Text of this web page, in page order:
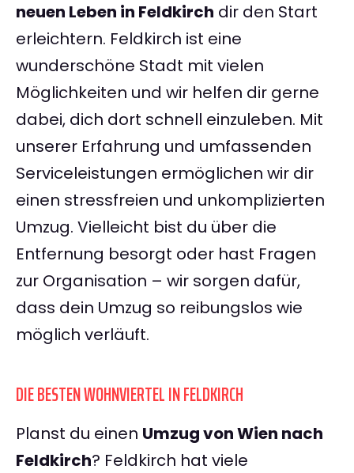
neuen Leben in Feldkirch dir den Start
erleichtern. Feldkirch ist eine
wunderschöne Stadt mit vielen
Möglichkeiten und wir helfen dir gerne
dabei, dich dort schnell einzuleben. Mit
unserer Erfahrung und umfassenden
Serviceleistungen ermöglichen wir dir
einen stressfreien und unkomplizierten
Umzug. Vielleicht bist du über die
Entfernung besorgt oder hast Fragen
zur Organisation – wir sorgen dafür,
dass dein Umzug so reibungslos wie
möglich verläuft.
DIE BESTEN WOHNVIERTEL IN FELDKIRCH
Planst du einen Umzug von Wien nach
Feldkirch? Feldkirch hat viele